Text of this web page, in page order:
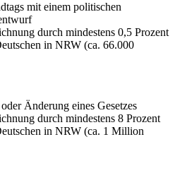
mit einem politischen
durch mindestens 0,5 Prozent
in NRW (ca. 66.000
Änderung eines Gesetzes
durch mindestens 8 Prozent
in NRW (ca. 1 Million